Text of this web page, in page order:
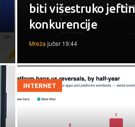
biti višestruko
konkurencije
Mreža jučer 19:44
INTERNET